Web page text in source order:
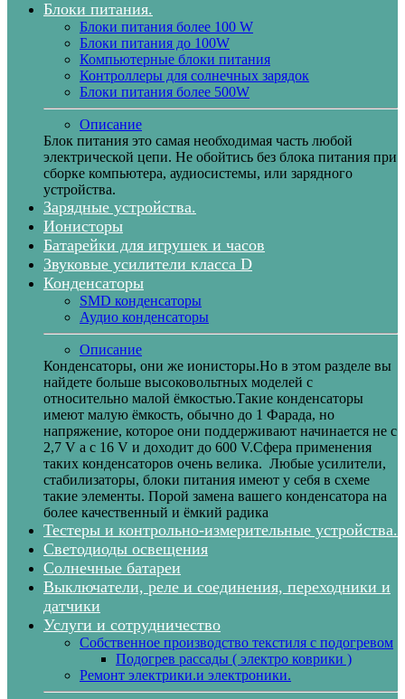
Блоки питания.
Блоки питания более 100 W
Блоки питания до 100W
Компьютерные блоки питания
Контроллеры для солнечных зарядок
Блоки питания более 500W
Описание
Блок питания это самая необходимая часть любой
электрической цепи. Не обойтись без блока питания при
сборке компьютера, аудиосистемы, или зарядного
устройства.
Зарядные устройства.
Ионисторы
Батарейки для игрушек и часов
Звуковые усилители класса D
Конденсаторы
SMD конденсаторы
Аудио конденсаторы
Описание
Конденсаторы, они же ионисторы.Но в этом разделе вы
найдете больше высоковольтных моделей с
относительно малой ёмкостью.Такие конденсаторы
имеют малую ёмкость, обычно до 1 Фарада, но
напряжение, которое они поддерживают начинается не с
2,7 V а с 16 V и доходит до 600 V.Сфера применения
таких конденсаторов очень велика. Любые усилители,
стабилизаторы, блоки питания имеют у себя в схеме
такие элементы. Порой замена вашего конденсатора на
более качественный и ёмкий радика
Тестеры и контрольно-измерительные устройства.
Светодиоды освещения
Солнечные батареи
Выключатели, реле и соединения, переходники и
датчики
Услуги и сотрудничество
Собственное производство текстиля с подогревом
Подогрев рассады ( электро коврики )
Ремонт электрики.и электроники.